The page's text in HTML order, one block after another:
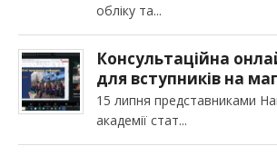
обліку та
Консультаційна
для вступників на
15 липня представниками
академії стат